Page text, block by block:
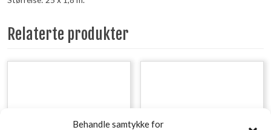
Behandle samtykke for
Relaterte produkter